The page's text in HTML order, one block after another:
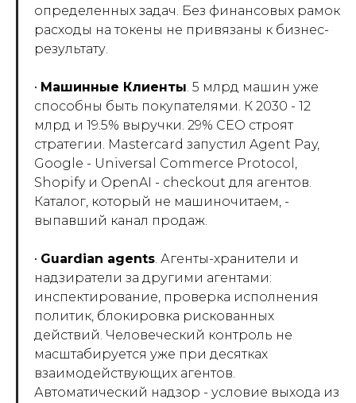
определенных задач. Без финансовых рамок
расходы на токены не привязаны к бизнес-
результату.
• Машинные Клиенты. 5 млрд машин уже
способны быть покупателями. К 2030 - 12
млрд и 19.5% выручки. 29% CEO строят
стратегии. Mastercard запустил Agent Pay,
Google - Universal Commerce Protocol,
Shopify и OpenAI - checkout для агентов.
Каталог, который не машиночитаем, -
выпавший канал продаж.
• Guardian agents. Агенты-хранители и
надзиратели за другими агентами:
инспектирование, проверка исполнения
политик, блокировка рискованных
действий. Человеческий контроль не
масштабируется уже при десятках
взаимодействующих агентов.
Автоматический надзор - условие выхода из